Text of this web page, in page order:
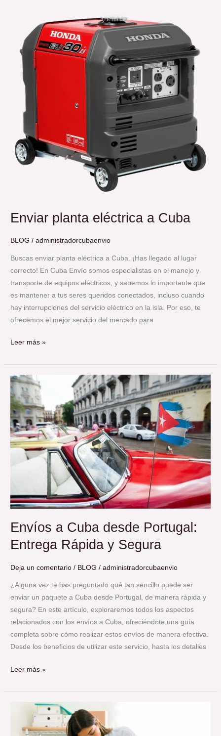
Enviar planta eléctrica a Cuba
BLOG /administradorcubaenvio
Buscas enviar planta eléctrica a Cuba. ¡Has llegado al lugar
correcto! En Cuba Envío somos especialistas en el manejo y
transporte de equipos eléctricos, y sabemos lo importante que
es mantener a tus seres queridos conectados, incluso cuando
hay interrupciones del servicio eléctrico en la isla. Por eso, te
ofrecemos el mejor servicio del mercado para
eléctrica
Cuba
Leer más »
Envíos a Cuba desde Portugal:
Entrega Rápida y Segura
Deja un comentario / BLOG /administradorcubaenvio
¿Alguna vez te has preguntado qué tan sencillo puede ser
enviar un paquete a Cuba desde Portugal, de manera rápida y
segura? En este artículo, exploraremos todos los aspectos
relacionados con los envíos a Cuba, ofreciéndote una guía
completa sobre cómo realizar estos envíos de manera efectiva.
Desde los beneficios de utilizar este servicio, hasta los detalles
Envíos
a
Cuba
desde
Portugal:
Entrega
Rápida
Leer más »
Embalar